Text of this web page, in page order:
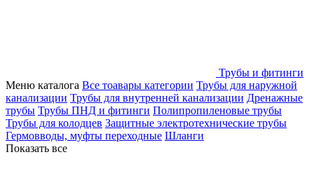
Трубы и фитинги
Меню каталога Все тоавары категории Трубы для наружной
канализации Трубы для внутренней канализации Дренажные
трубы Трубы ПНД и фитинги Полипропиленовые трубы
Трубы для колодцев Защитные электротехнические трубы
Гермовводы, муфты переходные Шланги
Показать все